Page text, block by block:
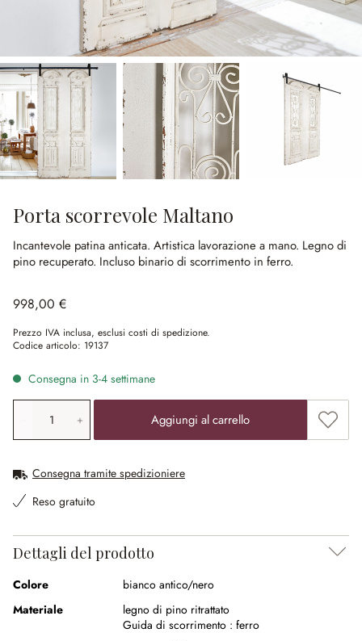
Porta scorrevole Maltano
Incantevole patina anticata. Artistica lavorazione a mano. Legno di
pino recuperato. Incluso binario di scorrimento in ferro.
998,00 €
Prezzo IVA inclusa, esclusi costi di spedizione.
Codice articolo: 19137
Consegna in 3-4 settimane
Quantità prodotto: inserisci il valore desiderato o
Aggiungi al carrello
Consegna tramite spedizioniere
Reso gratuito
Dettagli del prodotto
Colore
bianco antico/nero
Materiale
legno di pino ritrattato
Guida di scorrimento : ferro